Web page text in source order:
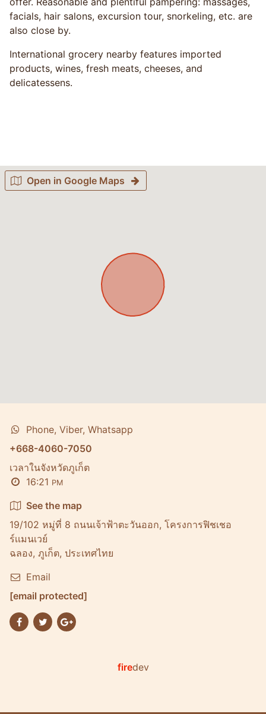
facials, hair salons, excursion tour, snorkeling, etc. are
also close by.
International grocery nearby features imported
products, wines, fresh meats, cheeses, and
delicatessens.
Open in Google Maps
Phone, Viber, Whatsapp
+668-4060-7050
เวลาในจังหวัดภูเก็ต
16:21 PM
See the map
19/102 หมู่ที่ 8 ถนนเจ้าฟ้าตะวันออก, โครงการฟิชเชอ
ร์เเมนเวย์
ฉลอง, ภูเก็ต, ประเทศไทย
Email
[email protected]
firedev